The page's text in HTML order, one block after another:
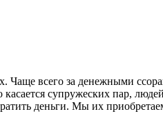
Чаще всего за денежными
супружеских пар,
деньги. Мы их